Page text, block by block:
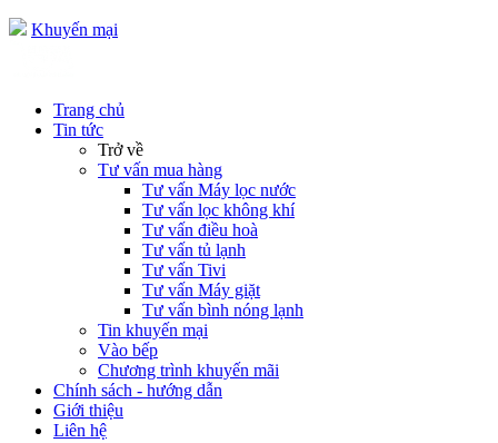
Khuyến mại
Trang chủ
Tin tức
Trở về
Tư vấn mua hàng
Tư vấn Máy lọc nước
Tư vấn lọc không khí
Tư vấn điều hoà
Tư vấn tủ lạnh
Tư vấn Tivi
Tư vấn Máy giặt
Tư vấn bình nóng lạnh
Tin khuyến mại
Vào bếp
Chương trình khuyến mãi
Chính sách - hướng dẫn
Giới thiệu
Liên hệ